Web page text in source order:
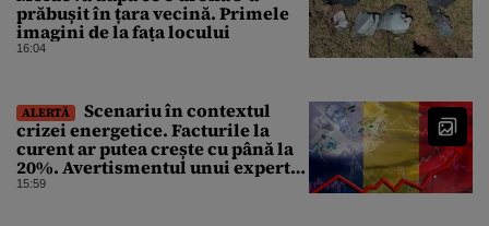
prăbușit în țara vecină. Primele
imagini de la fața locului
16:04
ALERTĂ
Scenariu în contextul
crizei energetice. Facturile la
curent ar putea crește cu până la
20%. Avertismentul unui expert
în energie
15:59